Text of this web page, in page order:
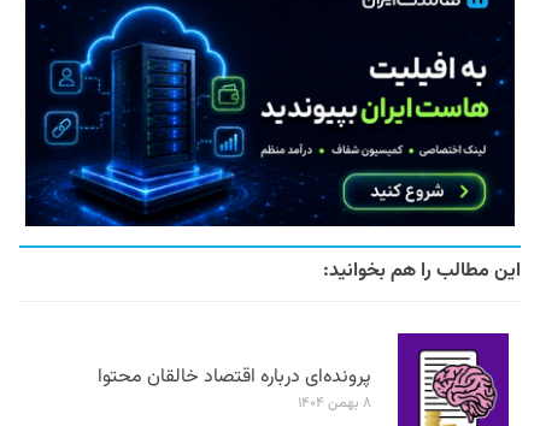
این مطالب را هم بخوانید:
پرونده‌ای درباره اقتصاد خالقان محتوا
۸ بهمن ۱۴۰۴